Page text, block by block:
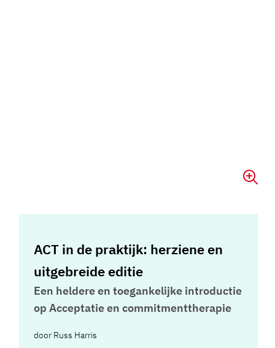
ACT in de praktijk: herziene en
uitgebreide editie
Een heldere en toegankelijke introductie
op Acceptatie en commitmenttherapie
door Russ Harris